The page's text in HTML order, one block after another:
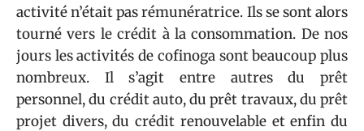
activité n’était pas rémunératrice. Ils se sont alors
tourné vers le crédit à la consommation. De nos
jours les activités de cofinoga sont beaucoup plus
nombreux. Il s’agit entre autres du prêt
personnel, du crédit auto, du prêt travaux, du prêt
projet divers, du crédit renouvelable et enfin du